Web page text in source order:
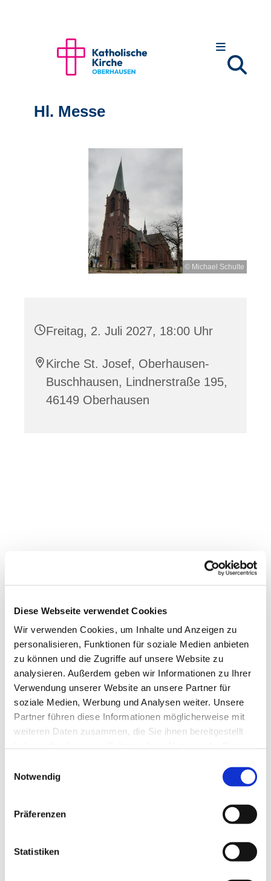
Diese Webseite verwendet Cookies
Wir verwenden Cookies, um Inhalte und Anzeigen zu
personalisieren, Funktionen für soziale Medien anbieten
zu können und die Zugriffe auf unsere Website zu
analysieren. Außerdem geben wir Informationen zu Ihrer
Verwendung unserer Website an unsere Partner für
soziale Medien, Werbung und Analysen weiter. Unsere
Partner führen diese Informationen möglicherweise mit
weiteren Daten zusammen, die Sie ihnen bereitgestellt
Notwendig
Präferenzen
Statistiken
Hl. Messe
© Michael Schulte
Freitag, 2. Juli 2027, 18:00 Uhr
Kirche St. Josef, Oberhausen-
Buschhausen, Lindnerstraße 195,
46149 Oberhausen
Dies könnte Sie auch
interessieren